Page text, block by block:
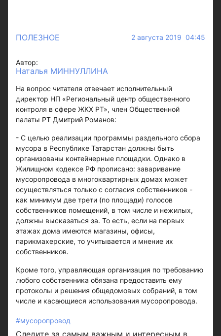
ПОЛЕЗНОЕ 2 августа 2019 04:45
Автор:
Наталья МИННУЛЛИНА
На вопрос читателя отвечает исполнительный
директор НП «Региональный центр общественного
контроля в сфере ЖКХ РТ», член Общественной
палаты РТ Дмитрий Романов:
- С целью реализации программы раздельного сбора
мусора в Республике Татарстан должны быть
организованы контейнерные площадки. Однако в
Жилищном кодексе РФ прописано: заваривание
мусоропровода в многоквартирных домах может
осуществляться только с согласия собственников -
как минимум две трети (по площади) голосов
собственников помещений, в том числе и нежилых,
должны высказаться за. То есть, если на первых
этажах дома имеются магазины, офисы,
парикмахерские, то учитывается и мнение их
собственников.
Кроме того, управляющая организация по требованию
любого собственника обязана предоставить ему
протоколы и решения общедомовых собраний, в том
числе и касающиеся использования мусоропровода.
#мусоропровод
Следите за самым важным и интересным в